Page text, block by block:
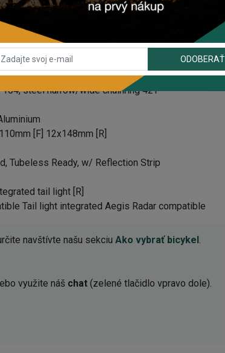
speed
steel narrow/wide chainring 42T
[F] 12x148mm [R]
Tubeless Ready, w/ Reflection Strip
tail light [R]
Tail light integrated Aegis Radar compatible
navštívte našu sekciu Ako vybrať bicykel.
využite náš chat (zelené tlačidlo vpravo dole).
ODOBERAŤ